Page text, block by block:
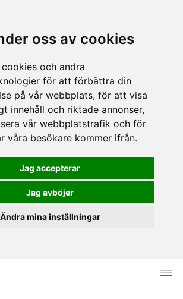
oss av cookies
och andra
för att förbättra din
på vår webbplats, för att visa
innehåll och riktade annonser,
vår webbplatstrafik och för
våra besökare kommer ifrån.
Jag accepterar
Jag avböjer
Ändra mina inställningar